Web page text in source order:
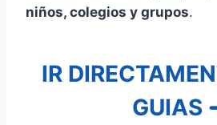
niños, colegios y grupos.
IR
GUIAS